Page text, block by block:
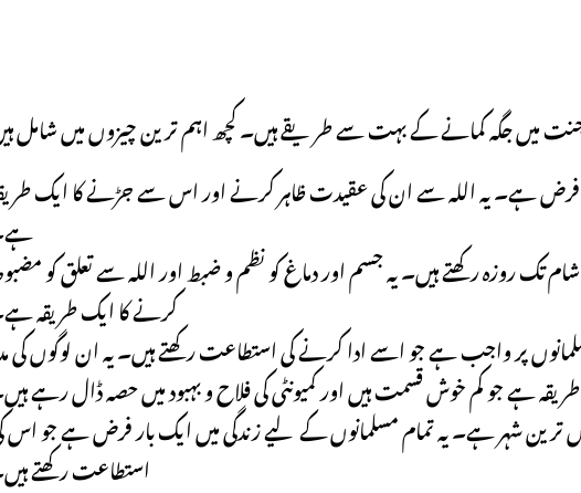
فرض ہے۔ یہ اللہ سے ان کی عقیدت ظاہر کرنے اور اس سے جڑنے کا ایک
تک روزہ رکھتے ہیں۔ یہ جسم اور دماغ کو نظم و ضبط اور اللہ سے تعلق کو
کرنے کا ایک طریقہ
پر واجب ہے جو اسے ادا کرنے کی استطاعت رکھتے ہیں۔ یہ ان لوگوں کی
ہے جو کم خوش قسمت ہیں اور کمیونٹی کی فلاح و بہبود میں حصہ ڈال رہے
ترین شہر ہے۔ یہ تمام مسلمانوں کے لیے زندگی میں ایک بار فرض ہے جو اس
استطاعت رکھتے